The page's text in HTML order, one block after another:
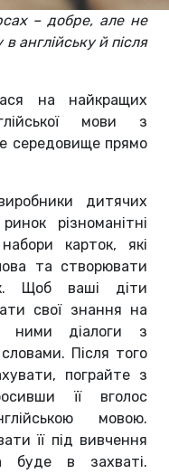
– добре, але не
англійську й після
на найкращих
мови з
середовище прямо
дитячих
різноманітні
карток, які
та створювати
Щоб ваші діти
свої знання на
ними діалоги з
Після того
пограйте з
її вголос
мовою.
її під вивчення
буде в захваті.